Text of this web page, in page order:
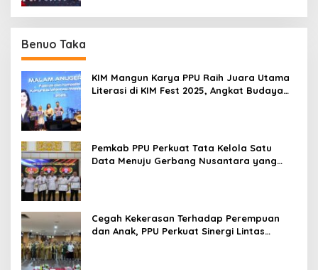
Benuo Taka
KIM Mangun Karya PPU Raih Juara Utama
Literasi di KIM Fest 2025, Angkat Budaya
Pemkab PPU Perkuat Tata Kelola Satu
Data Menuju Gerbang Nusantara yang
Cegah Kekerasan Terhadap Perempuan
dan Anak, PPU Perkuat Sinergi Lintas